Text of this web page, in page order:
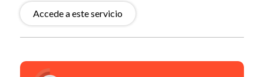
Accede a este servicio